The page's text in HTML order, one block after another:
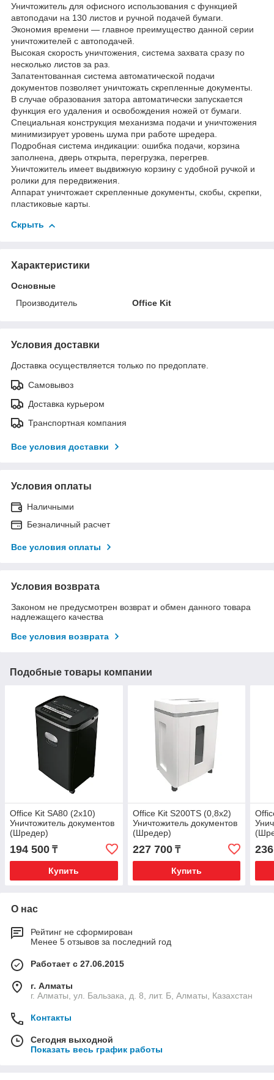
Уничтожитель для офисного использования с функцией
автоподачи на 130 листов и ручной подачей бумаги.
Экономия времени — главное преимущество данной серии
уничтожителей c автоподачей.
Высокая скорость уничтожения, система захвата сразу по
несколько листов за раз.
Запатентованная система автоматической подачи
документов позволяет уничтожать скрепленные документы.
В случае образования затора автоматически запускается
функция его удаления и освобождения ножей от бумаги.
Специальная конструкция механизма подачи и уничтожения
минимизирует уровень шума при работе шредера.
Подробная система индикации: ошибка подачи, корзина
заполнена, дверь открыта, перегрузка, перегрев.
Уничтожитель имеет выдвижную корзину с удобной ручкой и
ролики для передвижения.
Аппарат уничтожает скрепленные документы, скобы, скрепки,
пластиковые карты.
Скрыть
Характеристики
Основные
Производитель
Office Kit
Условия доставки
Доставка осуществляется только по предоплате.
Самовывоз
Доставка курьером
Транспортная компания
Все условия доставки
Условия оплаты
Наличными
Безналичный расчет
Все условия оплаты
Условия возврата
Законом не предусмотрен возврат и обмен данного товара
надлежащего качества
Все условия возврата
Подобные товары компании
Office Kit SA80 (2х10)
Уничтожитель документов
(Шредер)
194 500 ₸
Купить
Office Kit S200TS (0,8x2)
Уничтожитель документов
(Шредер)
227 700₸
Купить
О нас
Рейтинг не сформирован
Менее 5 отзывов за последний год
Работает с 27.06.2015
г. Алматы
г. Алматы, ул. Бальзака, д. 8, лит. Б, Алматы, Казахстан
Контакты
Сегодня выходной
Показать весь график работы